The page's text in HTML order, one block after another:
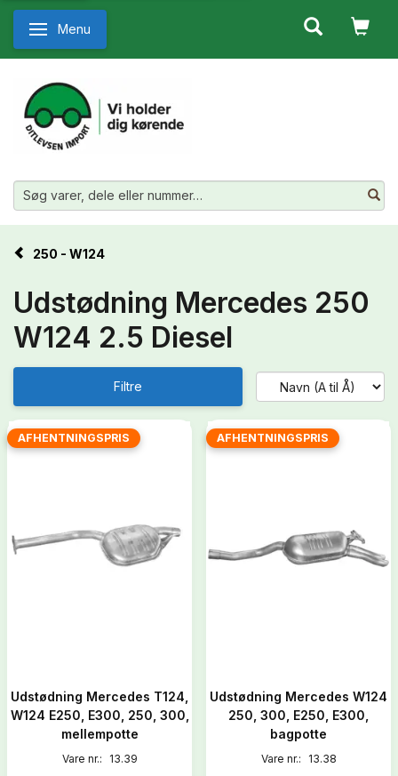
Skifte navigation
Menu
250 - W124
Udstødning Mercedes 250
W124 2.5 Diesel
Filtre
AFHENTNINGSPRIS
Udstødning Mercedes T124,
W124 E250, E300, 250, 300,
mellempotte
Vare nr.: 13.39
AFHENTNINGSPRIS
Udstødning Mercedes W124
250, 300, E250, E300,
bagpotte
Vare nr.: 13.38